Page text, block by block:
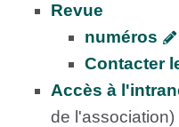
Revue
numéros
Contacter
Accès à
de l'association)